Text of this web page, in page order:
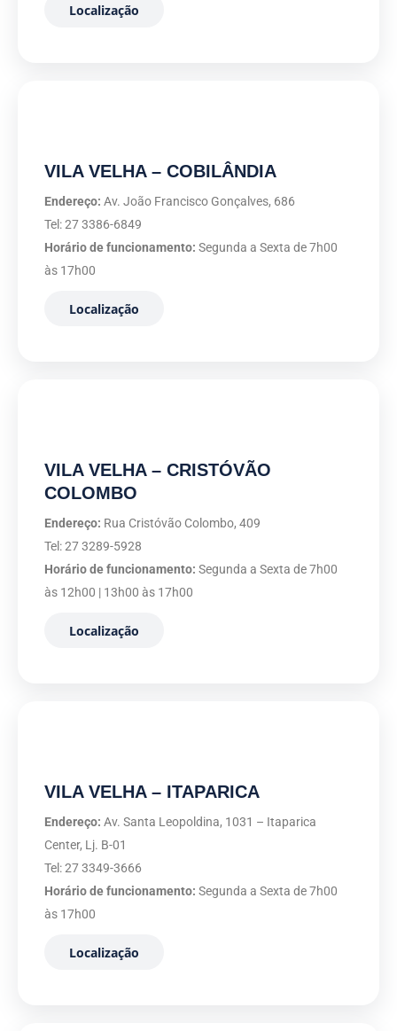
Localização
VILA VELHA – COBILÂNDIA
Endereço: Av. João Francisco Gonçalves, 686
Tel: 27 3386-6849
Horário de funcionamento: Segunda a Sexta de 7h00
às 17h00
Localização
VILA VELHA – CRISTÓVÃO
COLOMBO
Endereço: Rua Cristóvão Colombo, 409
Tel: 27 3289-5928
Horário de funcionamento: Segunda a Sexta de 7h00
às 12h00 | 13h00 às 17h00
Localização
VILA VELHA – ITAPARICA
Endereço: Av. Santa Leopoldina, 1031 – Itaparica
Center, Lj. B-01
Tel: 27 3349-3666
Horário de funcionamento: Segunda a Sexta de 7h00
às 17h00
Localização